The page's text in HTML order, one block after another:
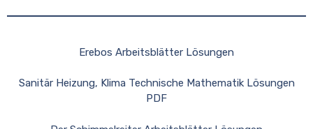
Erebos Arbeitsblätter Lösungen
Sanitär Heizung, Klima Technische Mathematik Lösungen
PDF